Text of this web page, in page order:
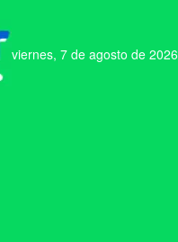
viernes, 7 de agosto de 2026